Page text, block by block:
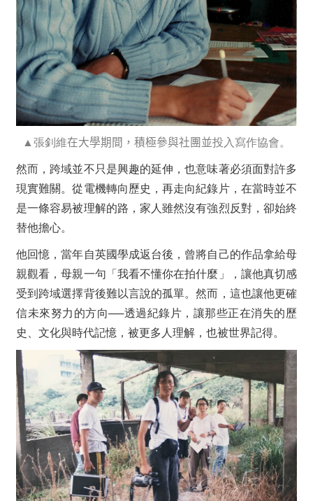
▲張釗維在大學期間，積極參與社團並投入寫作協會。
然而，跨域並不只是興趣的延伸，也意味著必須面對許多
現實難關。從電機轉向歷史，再走向紀錄片，在當時並不
是一條容易被理解的路，家人雖然沒有強烈反對，卻始終
替他擔心。
他回憶，當年自英國學成返台後，曾將自己的作品拿給母
親觀看，母親一句「我看不懂你在拍什麼」，讓他真切感
受到跨域選擇背後難以言說的孤單。然而，這也讓他更確
信未來努力的方向──透過紀錄片，讓那些正在消失的歷
史、文化與時代記憶，被更多人理解，也被世界記得。